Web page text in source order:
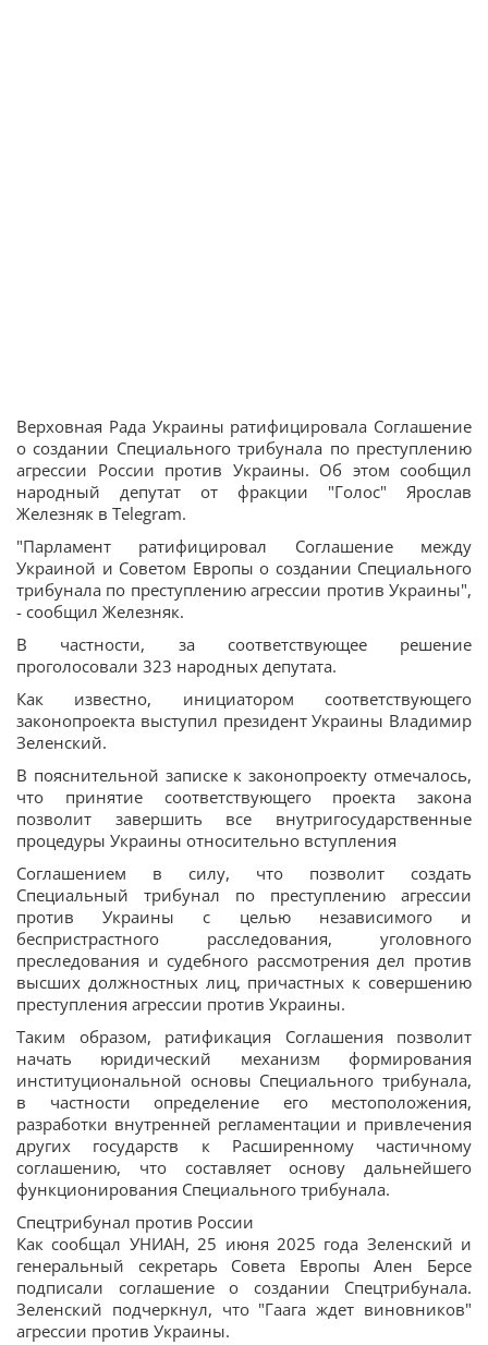
Верховная Рада Украины ратифицировала Соглашение
о создании Специального трибунала по преступлению
агрессии России против Украины. Об этом сообщил
народный депутат от фракции "Голос" Ярослав
Железняк в Telegram.
"Парламент ратифицировал Соглашение между
Украиной и Советом Европы о создании Специального
трибунала по преступлению агрессии против Украины",
- сообщил Железняк.
В частности, за соответствующее решение
проголосовали 323 народных депутата.
Как известно, инициатором соответствующего
законопроекта выступил президент Украины Владимир
Зеленский.
В пояснительной записке к законопроекту отмечалось,
что принятие соответствующего проекта закона
позволит завершить все внутригосударственные
процедуры Украины относительно вступления
Соглашением в силу, что позволит создать
Специальный трибунал по преступлению агрессии
против Украины с целью независимого и
беспристрастного расследования, уголовного
преследования и судебного рассмотрения дел против
высших должностных лиц, причастных к совершению
преступления агрессии против Украины.
Таким образом, ратификация Соглашения позволит
начать юридический механизм формирования
институциональной основы Специального трибунала,
в частности определение его местоположения,
разработки внутренней регламентации и привлечения
других государств к Расширенному частичному
соглашению, что составляет основу дальнейшего
функционирования Специального трибунала.
Спецтрибунал против России
Как сообщал УНИАН, 25 июня 2025 года Зеленский и
генеральный секретарь Совета Европы Ален Берсе
подписали соглашение о создании Спецтрибунала.
Зеленский подчеркнул, что "Гаага ждет виновников"
агрессии против Украины.